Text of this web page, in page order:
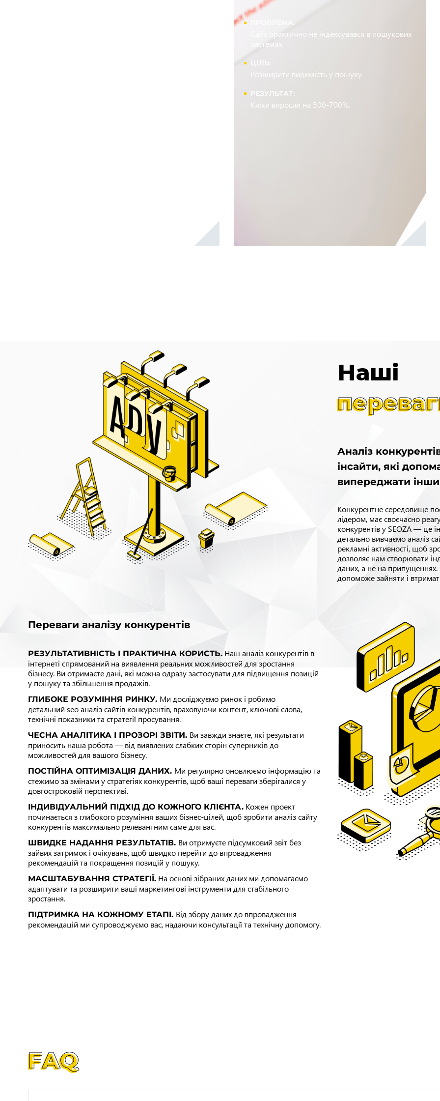
Сайт практично не індексувався в пошукових
системах.
ЦІЛЬ:
Розширити видимість у пошуку.
РЕЗУЛЬТАТ:
Кліки виросли на 500-700%.
Наші
Аналіз
інсайти, які
випереджати
Конкурентне середовище
лідером, має своєчасно
конкурентів у SEOZA — це
детально вивчаємо аналіз
рекламні активності, щоб
дозволяє нам створювати
даних, а не на припущеннях.
допоможе зайняти і
Переваги аналізу конкурентів
РЕЗУЛЬТАТИВНІСТЬ І ПРАКТИЧНА КОРИСТЬ. Наш аналіз конкурентів в
інтернеті спрямований на виявлення реальних можливостей для зростання
бізнесу. Ви отримаєте дані, які можна одразу застосувати для підвищення позицій
у пошуку та збільшення продажів.
ГЛИБОКЕ РОЗУМІННЯ РИНКУ. Ми досліджуємо ринок і робимо
детальний seo аналіз сайтів конкурентів, враховуючи контент, ключові слова,
технічні показники та стратегії просування.
ЧЕСНА АНАЛІТИКА І ПРОЗОРІ ЗВІТИ. Ви завжди знаєте, які результати
приносить наша робота — від виявлених слабких сторін суперників до
можливостей для вашого бізнесу.
ПОСТІЙНА ОПТИМІЗАЦІЯ ДАНИХ. Ми регулярно оновлюємо інформацію та
стежимо за змінами у стратегіях конкурентів, щоб ваші переваги зберігалися у
довгостроковій перспективі.
ІНДИВІДУАЛЬНИЙ ПІДХІД ДО КОЖНОГО КЛІЄНТА. Кожен проект
починається з глибокого розуміння ваших бізнес-цілей, щоб зробити аналіз сайту
конкурентів максимально релевантним саме для вас.
ШВИДКЕ НАДАННЯ РЕЗУЛЬТАТІВ. Ви отримуєте підсумковий звіт без
зайвих затримок і очікувань, щоб швидко перейти до впровадження
рекомендацій та покращення позицій у пошуку.
МАСШТАБУВАННЯ СТРАТЕГІЇ. На основі зібраних даних ми допомагаємо
адаптувати та розширити ваші маркетингові інструменти для стабільного
зростання.
ПІДТРИМКА НА КОЖНОМУ ЕТАПІ. Від збору даних до впровадження
рекомендацій ми супроводжуємо вас, надаючи консультації та технічну допомогу.
FAQ